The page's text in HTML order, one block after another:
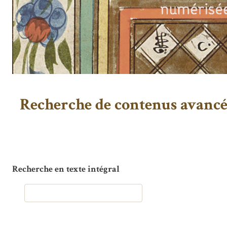
Recherche de contenus
Recherche en texte intégral